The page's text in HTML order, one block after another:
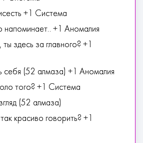
+1 Система
напоминает.. +1 Аномалия
здесь за главного? +1
себя (52 алмаза) +1 Аномалия
того? +1 Система
(52 алмаза)
красиво говорить? +1